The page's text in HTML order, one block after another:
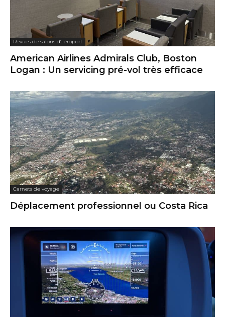
Revues de salons d'aéroport
American Airlines Admirals Club, Boston
Logan : Un servicing pré-vol très efficace
Carnets de voyage
Déplacement professionnel ou Costa Rica